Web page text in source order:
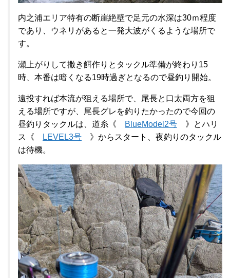
内之浦エリア特有の断崖絶壁で足元の水深は30ｍ程度
であり、ウネリがあると一発大波がくるような場所で
す。
瀬上がりして撒き餌作りとタックル準備が終わり15
時、本番は暗くなる19時過ぎとなるので昼釣り開始。
遠投すれば本流が狙える場所で、尾長と口太両方を狙
える場所ですが、尾長グレを釣りたかったので今回の
昼釣りタックルは、道糸《
BlueModel2号 》とハリ
ス《
LEVEL3号 》からスタート、夜釣りのタックル
は待機。